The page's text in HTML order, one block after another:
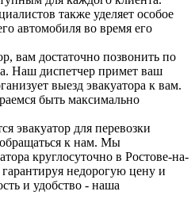
также уделяет особое
автомобиля во время его
вам достаточно позвонить по
Наш диспетчер примет ваш
выезд эвакуатора к вам.
быть максимально
эвакуатор для перевозки
обращаться к нам. Мы
круглосуточно в Ростове-на-
недорогую цену и
и удобство - наша